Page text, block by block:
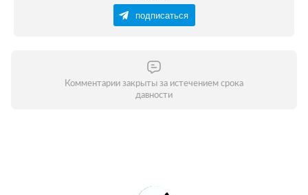
подписаться
Комментарии закрыты за истечением срока
давности